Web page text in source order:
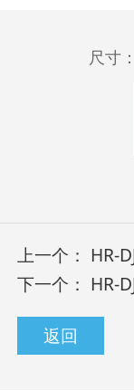
尺寸
上一个： HR-
下一个： HR-
返回